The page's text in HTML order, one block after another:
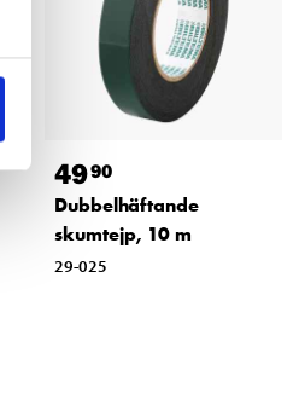
4990
Dubbelhäftande
skumtejp, 10 m
29-025